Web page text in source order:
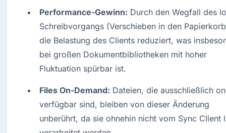
Performance-Gewinn: Durch den Wegfall des
Schreibvorgangs (Verschieben in den
die Belastung des Clients reduziert, was
bei großen Dokumentbibliotheken mit hoher
Fluktuation spürbar ist.
Files On-Demand: Dateien, die ausschließlich
verfügbar sind, bleiben von dieser Änderung
unberührt, da sie ohnehin nicht vom Sync Client